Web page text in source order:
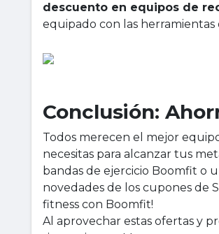
descuento en equipos de
equipado con las herramientas
Conclusión:
Todos merecen el mejor
necesitas para alcanzar tus
bandas de ejercicio Boomfit o
novedades de los cupones de
fitness con Boomfit!
Al aprovechar estas ofertas y